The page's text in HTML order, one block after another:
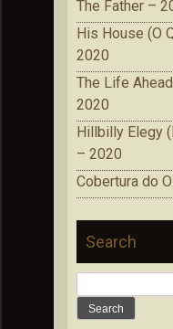
The Father –
His House (O
2020
The Life
2020
Hillbilly Elegy
– 2020
Cobertura do
Search
for: